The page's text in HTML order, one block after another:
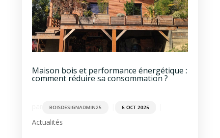
Maison bois et performance énergétique :
comment réduire sa consommation ?
BOISDESIGNADMIN25 6 OCT 2025
Actualités